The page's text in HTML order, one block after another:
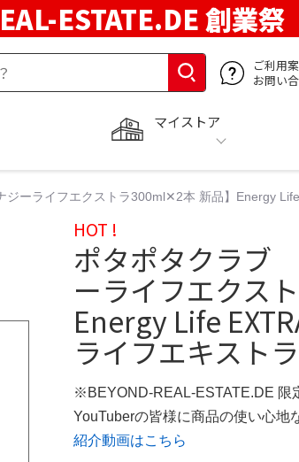
ESTATE.DE 創業祭
ご利用
お問い
マイストア
ーライフエクストラ300ml✕2本 新品】Energy
HOT !
ポタポタクラブ
ーライフエクス
Energy Life
ライフエキストラ
※BEYOND-REAL-ESTATE.DE 限
YouTuberの皆様に商品の使い心地
紹介動画はこちら